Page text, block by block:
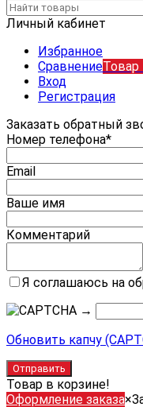
Личный кабинет
Избранное
СравнениеТовар
Вход
Регистрация
Заказать обратный
Номер телефона*
Email
Ваше имя
Комментарий
Я соглашаюсь на
→
Обновить капчу
Товар в корзине!
Оформление заказа×